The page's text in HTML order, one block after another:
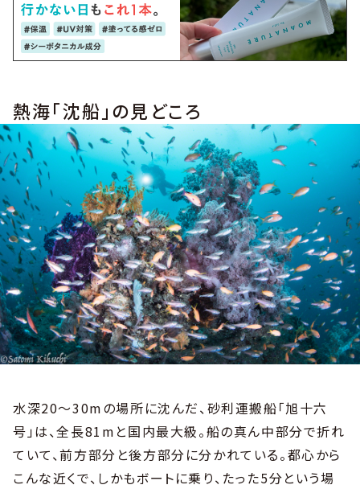
熱海「沈船」の見どころ
水深20〜30mの場所に沈んだ、砂利運搬船「旭十六
号」は、全長81mと国内最大級。船の真ん中部分で折れ
ていて、前方部分と後方部分に分かれている。都心から
こんな近くで、しかもボートに乗り、たった5分という場